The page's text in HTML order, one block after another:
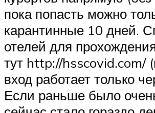
пока попасть можно
карантинные 10 дней.
отелей для
тут http://hsscovid.com/
вход работает только
Если раньше было